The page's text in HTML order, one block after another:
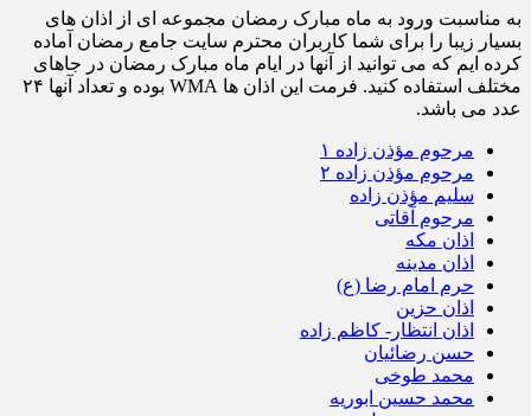
به مناسبت ورود به ماه مبارک رمضان مجموعه ای از اذان های
بسیار زیبا را برای شما کاربران محترم سایت جامع رمضان آماده
کرده ایم که می توانید از آنها در ایام ماه مبارک رمضان در جاهای
مختلف استفاده کنید. فرمت این اذان ها WMA بوده و تعداد آنها ۲۴
عدد می باشد.
مرحوم مؤذن زاده ۱
مرحوم مؤذن زاده ۲
سلیم مؤذن زاده
مرحوم آقاتی
اذان مکه
اذان مدینه
حرم امام رضا (ع)
اذان حزین
اذان انتظار- کاظم زاده
حسن رضائیان
محمد طوخی
محمد حسین ابوریه